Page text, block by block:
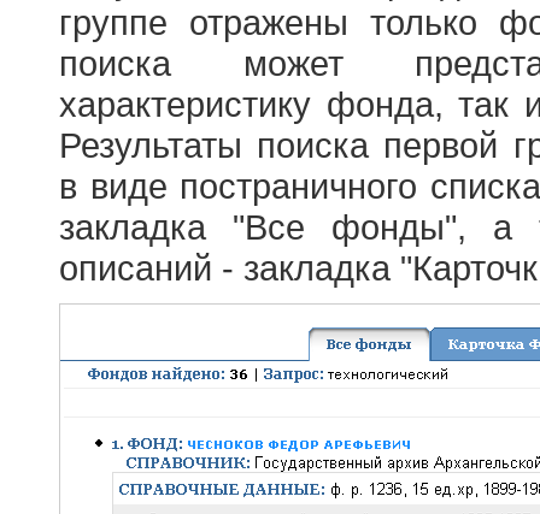
группе отражены только
поиска может
характеристику фонда,
Результаты поиска первой
в виде постраничного
закладка "Все фонды", а
описаний - закладка